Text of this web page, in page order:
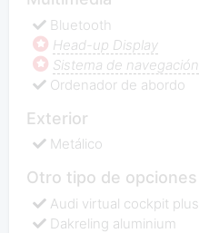
Bluetooth
Head-up Display
Sistema de navegación
Ordenador de abordo
Exterior
Metálico
Otro tipo de opciones
Audi virtual cockpit plus
Dakreling aluminium